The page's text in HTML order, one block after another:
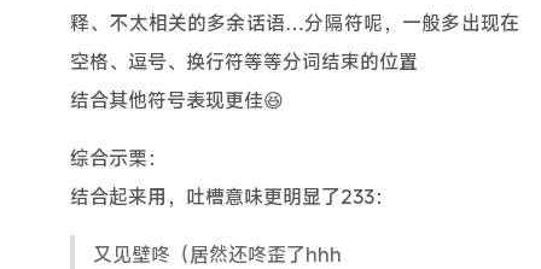
释、不太相关的多余话语…分隔符呢，一般多出现在
空格、逗号、换行符等等分词结束的位置
结合其他符号表现更佳😆
综合示栗：
结合起来用，吐槽意味更明显了233：
又见壁咚（居然还咚歪了hhh